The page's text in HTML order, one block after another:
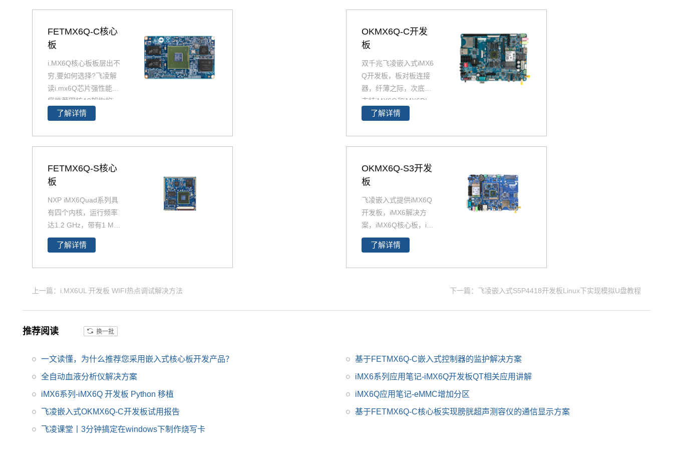
FETMX6Q-C核心
板
i.MX6Q核心板板层出不
穷,要如何选择?飞凌解
读i.mx6Q芯片强性能为
您推荐四核A9架构的i.
MX6Q产品精选，包含i
Q 核心板、iMX6Q工业
i.MX6Q核心板基于NXP
（原Freescale）Corte
x-A9架构的i.MX6Q四核
处理器设计，核心板小
尺寸核心板搭配独特的
薄款连接器，让设计随
心所欲！
了解详情
OKMX6Q-C开发
板
双千兆飞凌嵌入式iMX6
Q开发板，板对板连接
器，纤薄之际，次底板
支持iMX6Q和iMX6DL
核心板。i.MX6Q开发板
丰富，原理图、PCB、
载，技术支持等。欢迎
选购
了解详情
FETMX6Q-S核心
板
NXP iMX6Quad系列具
有四个内核，运行频率
达1.2 GHz，带有1 MB
L2缓存和64位DDR3或
2通道、32位LPDDR2
X6Q核心板,兼容一同底
抗干扰,更快速升级产品
等优势。保定飞凌嵌入
式专注imx6,imx6开发
M嵌入式核心控制系统
研发、设计和生产,是im
尔imx6提供者,imx6系
列产品现已畅销全国,欢
迎咨询!
了解详情
OKMX6Q-S3开发
板
飞凌嵌入式提供iMX6Q
开发板，iMX6解决方
案，iMX6Q核心板，i.M
X6Q开发板解决方案。i
MX6Q稳定、快速、性
了解详情
上一篇：i.MX6UL 开发板 WIFI热点调试解决方法 下一篇：飞凌嵌入式S5P4418开发板Linux下实现模拟U盘教程
推荐阅读 换一批
一文读懂，为什么推荐您采用嵌入式核心板开发产品？ 基于FETMX6Q-C嵌入式控制器的监护解决方案
全自动血液分析仪解决方案 iMX6系列应用笔记-iMX6Q开发板QT相关应用讲解
iMX6系列-iMX6Q 开发板 Python 移植 iMX6Q应用笔记-eMMC增加分区
飞凌嵌入式OKMX6Q-C开发板试用报告 基于FETMX6Q-C核心板实现膀胱超声测容仪的通信显示方案
飞凌课堂丨3分钟搞定在windows下制作烧写卡